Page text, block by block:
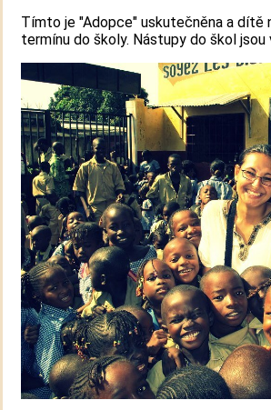
Tímto je "Adopce" uskutečněna a dítě
termínu do školy. Nástupy do škol jsou